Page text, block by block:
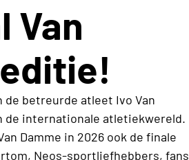
Van
de betreurde atleet Ivo Van
de internationale atletiekwereld.
Damme in 2026 ook de finale
Neos-sportliefhebbers, fans